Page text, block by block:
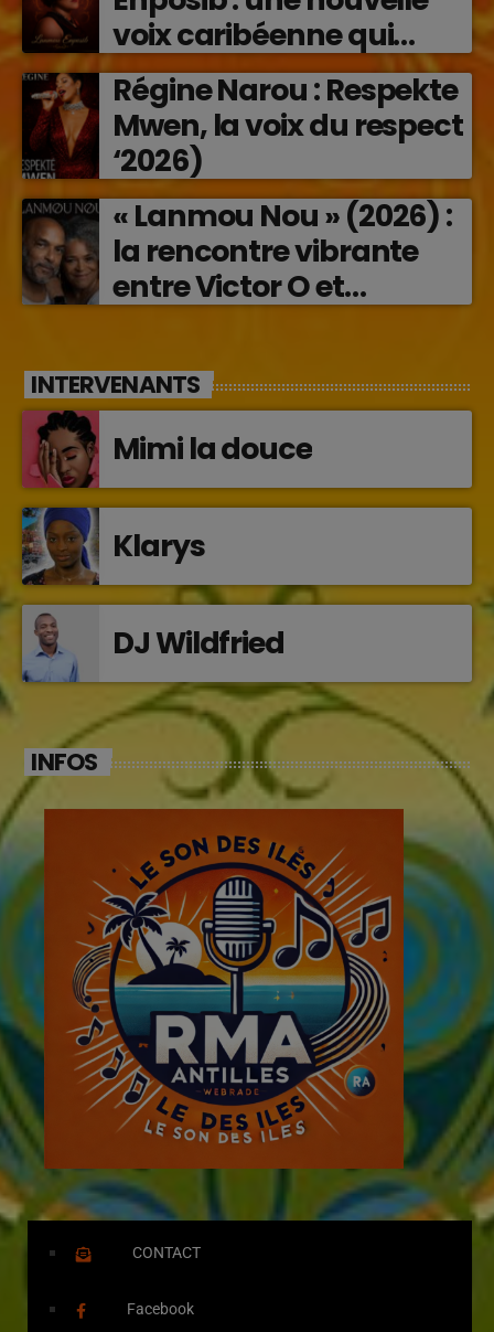
voix caribéenne qui
transforme les émotions
en musique (2026)
Régine Narou : Respekte
Mwen, la voix du respect
‘2026)
« Lanmou Nou » (2026) :
la rencontre vibrante
entre Victor O et
INTERVENANTS
Mimi la douce
Klarys
DJ Wildfried
INFOS
CONTACT
Facebook